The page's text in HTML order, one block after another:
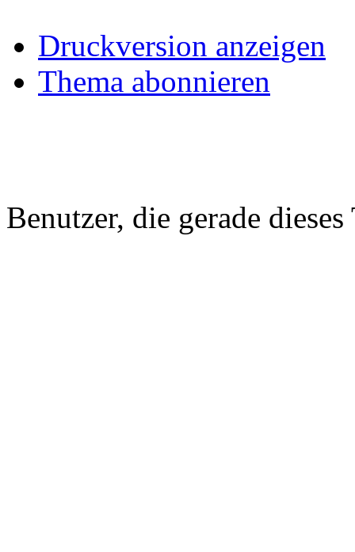
Druckversion anzeigen
Thema abonnieren
Benutzer, die gerade